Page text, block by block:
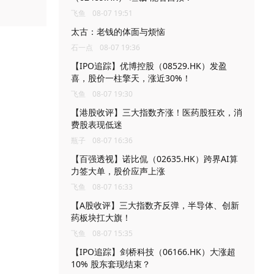
飞鱼 08-07 19:51
太古：老钱的体面与烦恼
石一点 08-07 19:36
【IPO追踪】优博控股（08529.HK）发盈
喜，股价一柱擎天，涨近30%！
飞鱼 08-07 19:30
【港股收评】三大指数齐涨！医药股狂欢，消
费股表现低迷
瓶子 08-07 16:36
【百强透视】诺比侃（02635.HK）跨界AI算
力签大单，股价应声上涨
飞鱼 08-07 16:33
【A股收评】三大指数齐反弹，半导体、创新
药板块扛大旗！
飞鱼 08-07 15:35
【IPO追踪】剑桥科技（06166.HK）大涨超
10% 股东套现结束？